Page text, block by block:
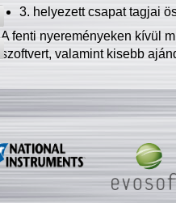
3. helyezett csapat tagjai
A fenti nyereményeken kívül
szoftvert, valamint kisebb